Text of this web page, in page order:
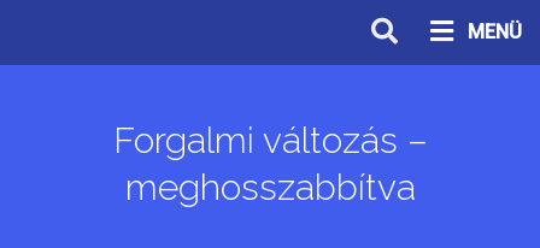
tartalomhoz
MENÜ
Forgalmi változás –
meghosszabbítva